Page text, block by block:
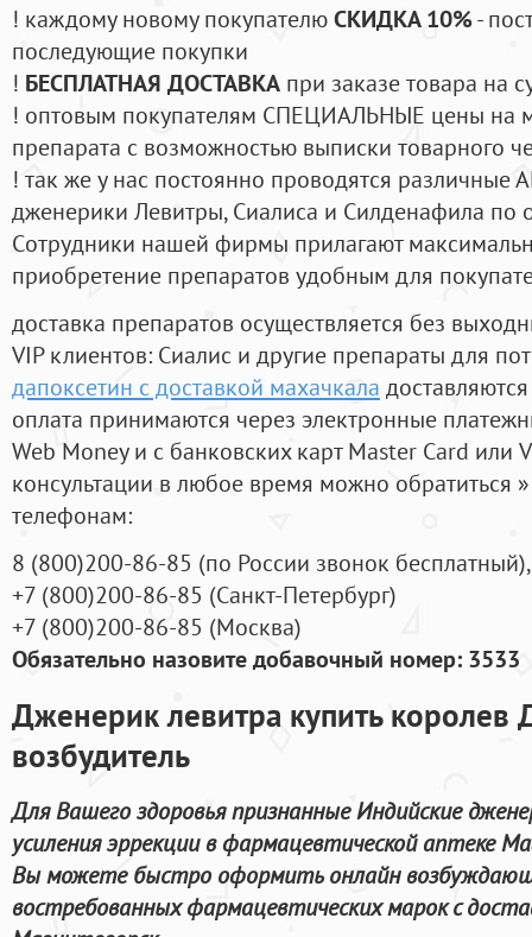
! каждому новому покупателюСКИДКА 10%-
последующие покупки
! БЕСПЛАТНАЯ ДОСТАВКА при заказе товара на
! оптовым покупателям СПЕЦИАЛЬНЫЕ цены на
препарата с возможностью выписки товарного
! так же у нас постоянно проводятся
дженерики Левитры, Сиалиса и Силденафила по
Cотрудники нашей фирмы прилагают
приобретение препаратов удобным для
доставка препаратов осуществляется без
VIP клиентов: Сиалис и другие препараты для
дапоксетин с доставкой махачкала
оплата принимаются через электронные
Web Money и с банковских карт Master Card или
консультации в любое время можно обратиться
телефонам:
8 (800)200-86-85 (по России звонок бесплатный),
+7 (800)200-86-85 (Санкт-Петербург)
+7 (800)200-86-85 (Москва)
Обязательно назовите добавочный номер: 3533
Дженерик левитра купить
возбудитель
Для Вашего здоровья признанные Индийские
усиления эррекции в фармацевтической аптеке
Вы можете быстро оформить онлайн
востребованных фармацевтических марок с